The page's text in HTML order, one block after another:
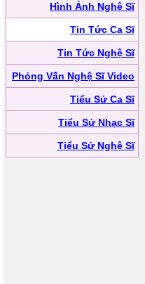
Hình Ảnh Nghệ Sĩ
Tin Tức Ca Sĩ
Tin Tức Nghệ Sĩ
Phỏng Vấn Nghệ Sĩ Video
Tiểu Sử Ca Sĩ
Tiểu Sử Nhạc Sĩ
Tiểu Sử Nghệ Sĩ